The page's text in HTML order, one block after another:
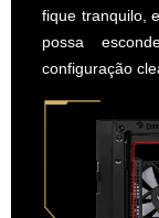
fique tranquilo,
possa
configuração